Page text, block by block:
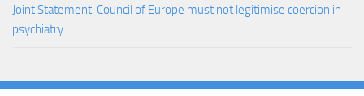
Joint Statement: Council of Europe must not legitimise coercion in
psychiatry